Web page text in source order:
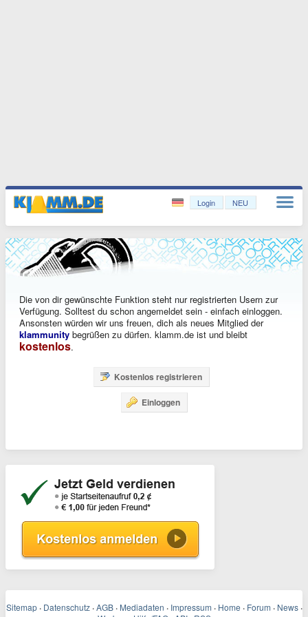
Login NEU
Die von dir gewünschte Funktion steht nur registrierten Usern zur
Verfügung. Solltest du schon angemeldet sein - einfach einloggen.
Ansonsten würden wir uns freuen, dich als neues Mitglied der
klammunity begrüßen zu dürfen. klamm.de ist und bleibt
kostenlos.
Kostenlos registrieren
Einloggen
Sitemap · Datenschutz · AGB · Mediadaten · Impressum · Home · Forum · News ·